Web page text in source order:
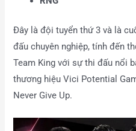
Đây là đội tuyển thứ 3 và là
đấu chuyên nghiệp, tính đến
Team King với sự thi đấu nổi
thương hiệu Vici Potential
Never Give Up.